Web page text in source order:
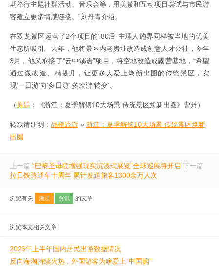
期举行主题社群活动、音乐会等，用美景和互动项目尝试与市民游
客建立更多情感链接。”刘丹青介绍。
在双龙景区运营了2个项目的“80后”主理人施界同样被当地的优美
生态所吸引。去年，他将景区内老房址改造成创意人才公社，今年
3月，他又承接了“云中溪语”项目，将空地改造成露营基地，“希望
通过微改造、精提升，让更多人爱上焕新出圈的传统景区，实
现‘一日游’向‘多日游’‘多次游’转变”。
（原题 ：《浙江：夏季解锁10大场景 传统景区焕新出圈》曹丹）
转载请注明： 品橙旅游 » 浙江：夏季解锁10大场景 传统景区焕新
出圈
上一篇 “巴黎圣母院增强现实沉浸式展览”全球巡展将开启 下一篇
拉日铁路通车十周年 累计发送旅客1300余万人次
浏览有关 浙江 资讯 的文章
浏览本文相关文章
2026年上半年国内居民出游数据情况
反向海淘持续火热，外国游客为啥爱上“中国购”